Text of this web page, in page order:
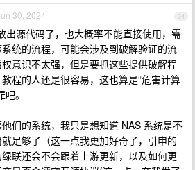
34
30, 2024
出源代码了，也大概率不能直接使用，需
统的流程，可能会涉及到破解验证的流
意识不太强，但是要抓这些提供破解程
程的人还是很容易，这也算是“危害计算
。
们的系统，我只是想知道 NAS 系统是不
足够了（这一点我更加好奇了，引申的
联还会不会跟着上游更新，以及如何更